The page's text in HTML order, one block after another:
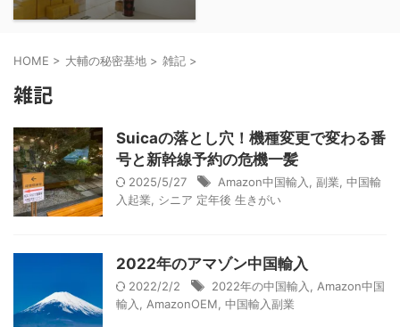
HOME > 大輔の秘密基地 > 雑記 >
雑記
Suicaの落とし穴！機種変更で変わる番
号と新幹線予約の危機一髪
2025/5/27 Amazon中国輸入 副業 中国輸
入起業
シニア 定年後 生きがい
2022年のアマゾン中国輸入
2022/2/2 2022年の中国輸入
Amazon中国
輸入
AmazonOEM 中国輸入副業